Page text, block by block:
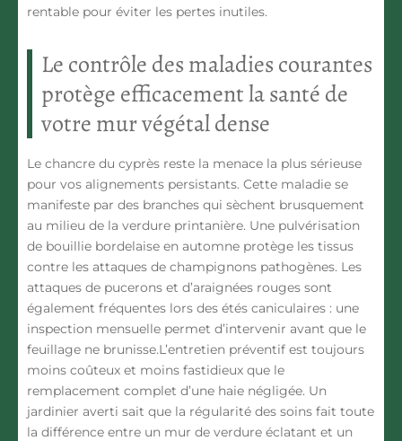
rentable pour éviter les pertes inutiles.
Le contrôle des maladies courantes
protège efficacement la santé de
votre mur végétal dense
Le chancre du cyprès reste la menace la plus sérieuse
pour vos alignements persistants. Cette maladie se
manifeste par des branches qui sèchent brusquement
au milieu de la verdure printanière. Une pulvérisation
de bouillie bordelaise en automne protège les tissus
contre les attaques de champignons pathogènes. Les
attaques de pucerons et d’araignées rouges sont
également fréquentes lors des étés caniculaires : une
inspection mensuelle permet d’intervenir avant que le
feuillage ne brunisse.L’entretien préventif est toujours
moins coûteux et moins fastidieux que le
remplacement complet d’une haie négligée. Un
jardinier averti sait que la régularité des soins fait toute
la différence entre un mur de verdure éclatant et un